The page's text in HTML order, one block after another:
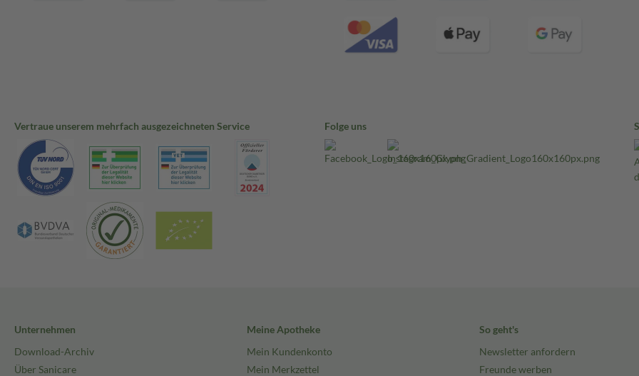
Vertraue unserem mehrfach ausgezeichneten Service Folge uns
Unternehmen
Download-Archiv
Über Sanicare
Meine Apotheke
Mein Kundenkonto
Mein Merkzettel
So geht's
Newsletter anfordern
Freunde werben